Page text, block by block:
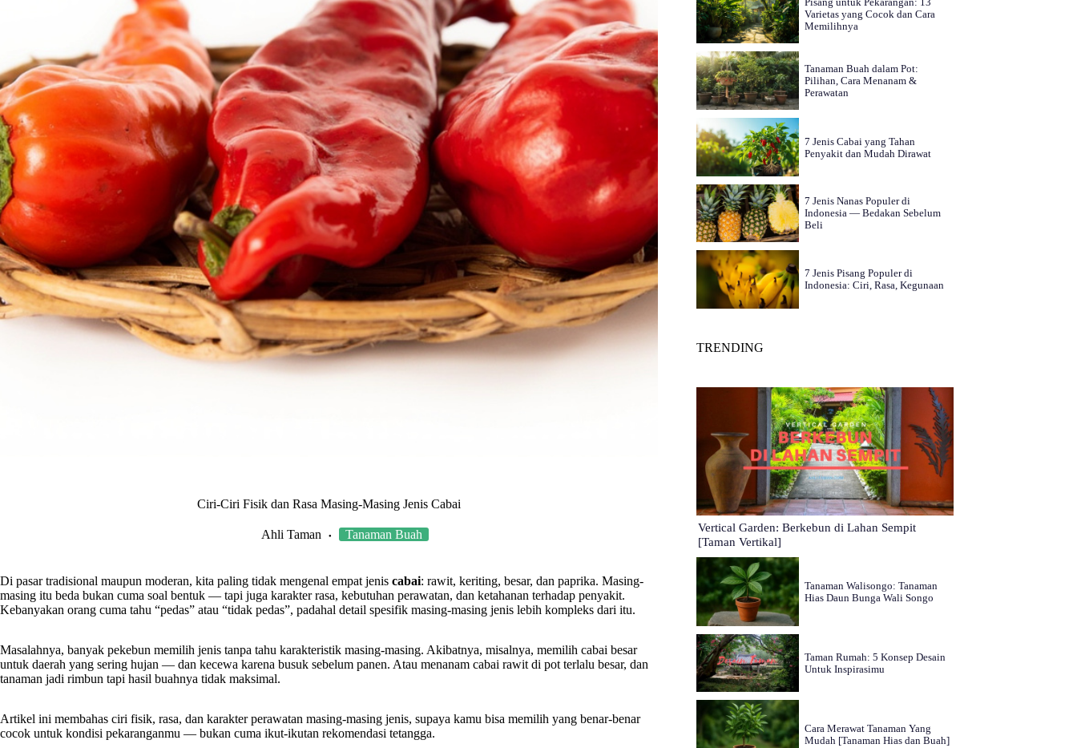
Ciri-Ciri Fisik dan Rasa Masing-Masing Jenis Cabai
Ahli Taman Tanaman Buah
Di pasar tradisional maupun moderan, kita paling tidak mengenal empat jenis cabai: rawit, keriting, besar, dan paprika. Masing-
masing itu beda bukan cuma soal bentuk — tapi juga karakter rasa, kebutuhan perawatan, dan ketahanan terhadap penyakit.
Kebanyakan orang cuma tahu “pedas” atau “tidak pedas”, padahal detail spesifik masing-masing jenis lebih kompleks dari itu.
Masalahnya, banyak pekebun memilih jenis tanpa tahu karakteristik masing-masing. Akibatnya, misalnya, memilih cabai besar
untuk daerah yang sering hujan — dan kecewa karena busuk sebelum panen. Atau menanam cabai rawit di pot terlalu besar, dan
tanaman jadi rimbun tapi hasil buahnya tidak maksimal.
Artikel ini membahas ciri fisik, rasa, dan karakter perawatan masing-masing jenis, supaya kamu bisa memilih yang benar-benar
cocok untuk kondisi pekaranganmu — bukan cuma ikut-ikutan rekomendasi tetangga.
Varietas yang Cocok dan Cara
Memilihnya
Tanaman Buah dalam Pot:
Pilihan, Cara Menanam &
Perawatan
7 Jenis Cabai yang Tahan
Penyakit dan Mudah Dirawat
7 Jenis Nanas Populer di
Indonesia — Bedakan Sebelum
Beli
7 Jenis Pisang Populer di
Indonesia: Ciri, Rasa, Kegunaan
TRENDING
Vertical Garden: Berkebun di Lahan Sempit
[Taman Vertikal]
Tanaman Walisongo: Tanaman
Hias Daun Bunga Wali Songo
Taman Rumah: 5 Konsep Desain
Untuk Inspirasimu
Cara Merawat Tanaman Yang
Mudah [Tanaman Hias dan Buah]